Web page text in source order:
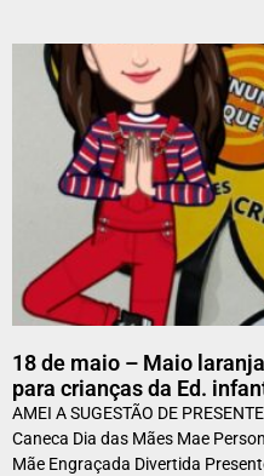
18 de maio – Maio
para crianças da Ed.
AMEI A SUGESTÃO DE
Caneca Dia das Mães Mae
Mãe Engraçada Divertida